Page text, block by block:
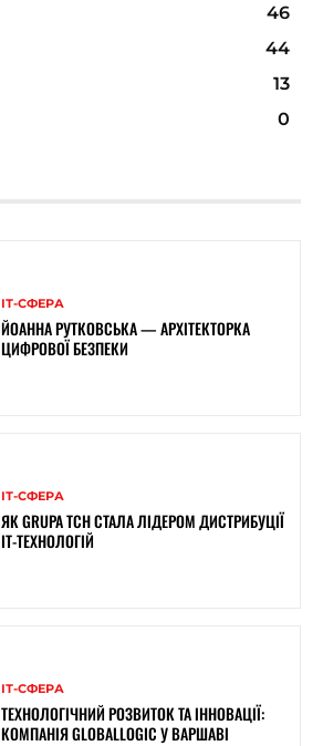
46
44
13
0
ІТ-СФЕРА
ЙОАННА РУТКОВСЬКА — АРХІТЕКТОРКА
ЦИФРОВОЇ БЕЗПЕКИ
ІТ-СФЕРА
ЯК GRUPA TCH СТАЛА ЛІДЕРОМ ДИСТРИБУЦІЇ
IT-ТЕХНОЛОГІЙ
ІТ-СФЕРА
ТЕХНОЛОГІЧНИЙ РОЗВИТОК ТА ІННОВАЦІЇ:
КОМПАНІЯ GLOBALLOGIC У ВАРШАВІ